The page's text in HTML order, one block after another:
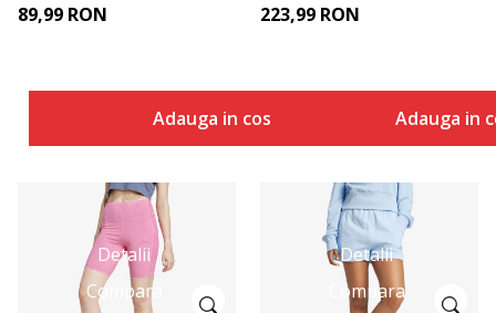
89,99 RON
Adauga in cos
223,99 RON
Adauga in
Detalii
Compara
Detalii
Compara